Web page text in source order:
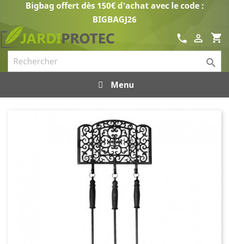
Bigbag offert dès 150€ d'achat avec le code :
BIGBAGJ26
shopping_cart

call

Menu